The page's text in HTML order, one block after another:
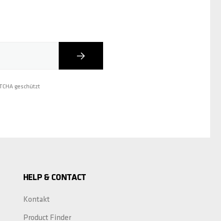
Abonnieren
geschützt
HELP & CONTACT
Kontakt
Product Finder